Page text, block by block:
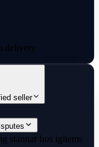
delivery
seller
stannar hos igitems